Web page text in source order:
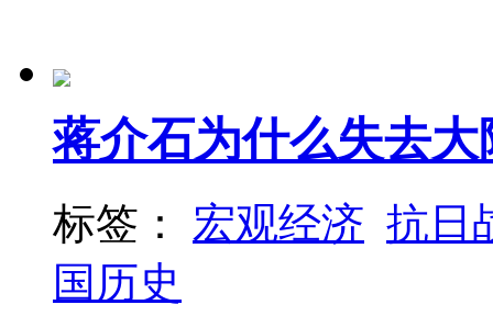
蒋介石为什么失去大
标签： 宏观经济 抗日
国历史